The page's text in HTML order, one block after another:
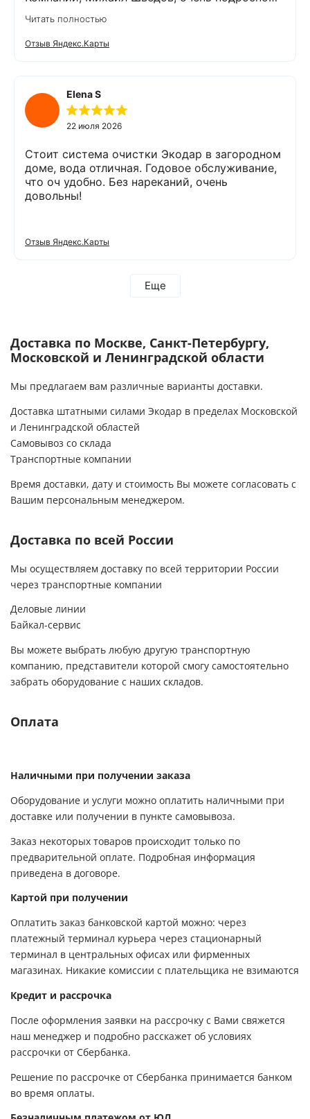
подобрать оптимальный вариант, пригласил в
офис для заключения договора. Оборудование
«Экодар компакт», которое я поставил,
убрало посторонние запахи. Вода стала
мягкой и приятной на вкус. Полностью
доволен сотрудничеством с Компанией
«Экодар». Рекомендую.
Читать полностью
Отзыв Яндекс.Карты
Elena S
22 июля 2026
Стоит система очистки Экодар в загородном
доме, вода отличная. Годовое обслуживание,
что оч удобно. Без нареканий, очень
довольны!
Отзыв Яндекс.Карты
Еще
Доставка по Москве, Санкт-Петербургу,
Московской и Ленинградской области
Мы предлагаем вам различные варианты доставки.
Доставка штатными силами Экодар в пределах Московской
и Ленинградской областей
Самовывоз со склада
Транспортные компании
Время доставки, дату и стоимость Вы можете согласовать с
Вашим персональным менеджером.
Доставка по всей России
Мы осуществляем доставку по всей территории России
через транспортные компании
Деловые линии
Байкал-сервис
Вы можете выбрать любую другую транспортную
компанию, представители которой смогу самостоятельно
забрать оборудование с наших складов.
Оплата
Наличными при получении заказа
Оборудование и услуги можно оплатить наличными при
доставке или получении в пункте самовывоза.
Заказ некоторых товаров происходит только по
предварительной оплате. Подробная информация
приведена в договоре.
Картой при получении
Оплатить заказ банковской картой можно: через
платежный терминал курьера через стационарный
терминал в центральных офисах или фирменных
магазинах. Никакие комиссии с плательщика не взимаются
Кредит и рассрочка
После оформления заявки на рассрочку с Вами свяжется
наш менеджер и подробно расскажет об условиях
рассрочки от Сбербанка.
Решение по рассрочке от Сбербанка принимается банком
во время оплаты.